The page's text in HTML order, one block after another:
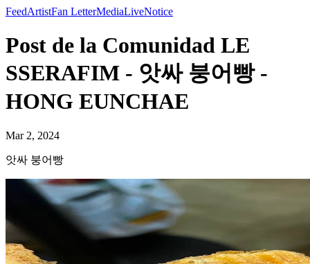
FeedArtistFan LetterMediaLiveNotice
Post de la Comunidad LE
SSERAFIM - 앗싸 붕어빵 -
HONG EUNCHAE
Mar 2, 2024
앗싸 붕어빵